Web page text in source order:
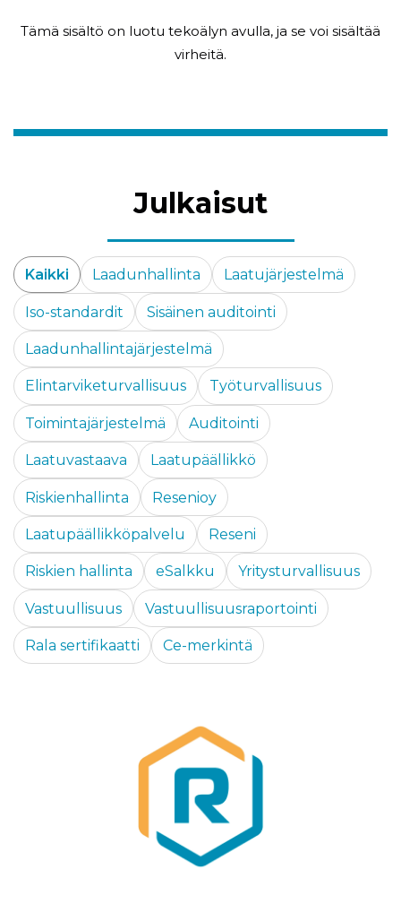
Tämä sisältö on luotu tekoälyn avulla, ja se voi sisältää
virheitä.
Julkaisut
Kaikki Laadunhallinta Laatujärjestelmä
Iso-standardit Sisäinen auditointi
Laadunhallintajärjestelmä
Elintarviketurvallisuus Työturvallisuus
Toimintajärjestelmä Auditointi
Laatuvastaava Laatupäällikkö
Riskienhallinta Resenioy
Laatupäällikköpalvelu Reseni
Riskien hallinta eSalkku Yritysturvallisuus
Vastuullisuus Vastuullisuusraportointi
Rala sertifikaatti Ce-merkintä